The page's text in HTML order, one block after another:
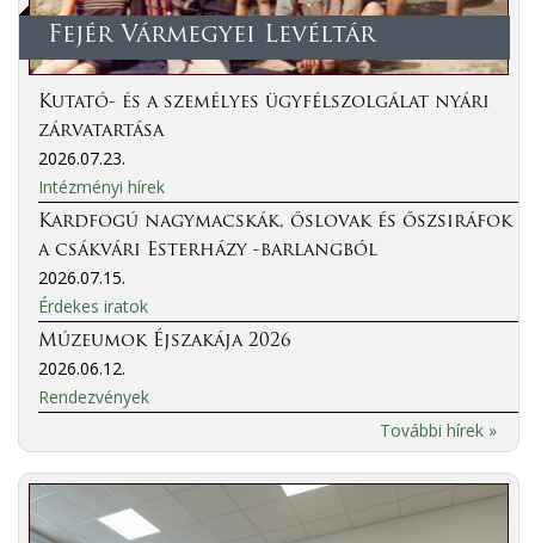
Fejér Vármegyei Levéltár
Kutató- és a személyes ügyfélszolgálat nyári
zárvatartása
2026.07.23.
Intézményi hírek
Kardfogú nagymacskák, őslovak és őszsiráfok
a csákvári Esterházy -barlangból
2026.07.15.
Érdekes iratok
Múzeumok Éjszakája 2026
2026.06.12.
Rendezvények
További hírek »